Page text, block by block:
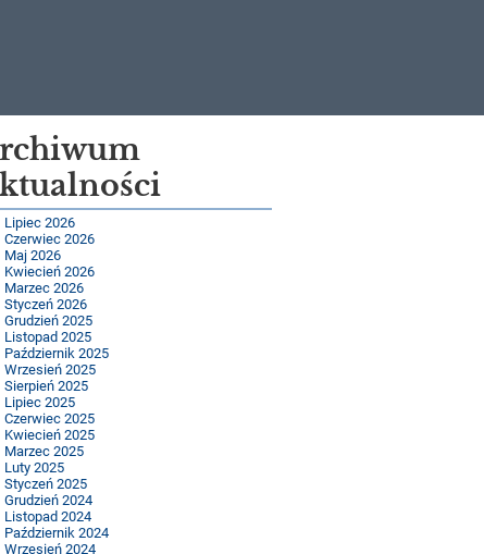
Lipiec 2026
Czerwiec 2026
Maj 2026
Kwiecień 2026
Marzec 2026
Styczeń 2026
Grudzień 2025
Listopad 2025
Październik 2025
Wrzesień 2025
Sierpień 2025
Lipiec 2025
Czerwiec 2025
Kwiecień 2025
Marzec 2025
Luty 2025
Styczeń 2025
Grudzień 2024
Listopad 2024
Październik 2024
Wrzesień 2024